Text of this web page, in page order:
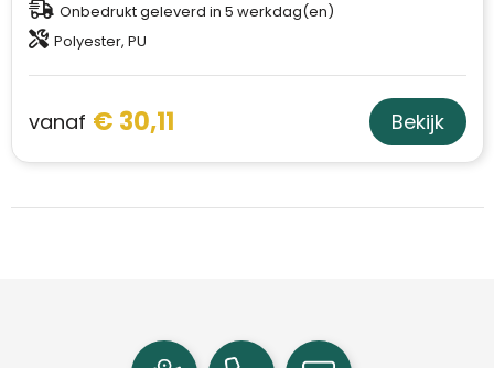
Onbedrukt geleverd in 5 werkdag(en)
Polyester, PU
vanaf € 30,11 Bekijk